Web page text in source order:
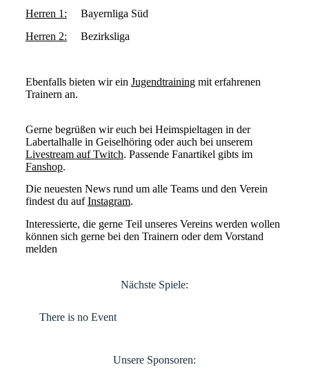
Herren 1: Bayernliga Süd
Herren 2: Bezirksliga
Ebenfalls bieten wir ein Jugendtrainingmit erfahrenen
Trainern an.
Gerne begrüßen wir euch bei Heimspieltagen in der
Labertalhalle in Geiselhöring oder auch bei unserem
Livestream auf Twitch. Passende Fanartikel gibts im
Fanshop.
Die neuesten News rund um alle Teams und den Verein
findest du aufInstagram.
Interessierte, die gerne Teil unseres Vereins werden wollen
können sich gerne bei den Trainern oder dem Vorstand
melden
Nächste Spiele:
There is no Event
Unsere Sponsoren: